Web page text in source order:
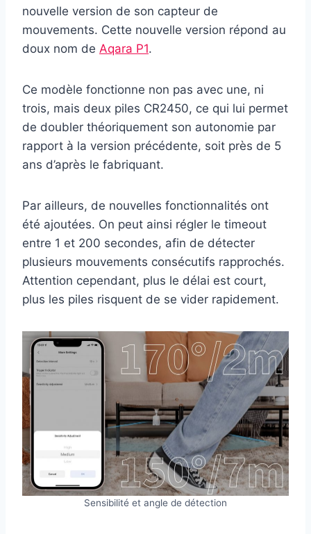
nouvelle version de son capteur de
mouvements. Cette nouvelle version répond au
doux nom de Aqara P1.
Ce modèle fonctionne non pas avec une, ni
trois, mais deux piles CR2450, ce qui lui permet
de doubler théoriquement son autonomie par
rapport à la version précédente, soit près de 5
ans d’après le fabriquant.
Par ailleurs, de nouvelles fonctionnalités ont
été ajoutées. On peut ainsi régler le timeout
entre 1 et 200 secondes, afin de détecter
plusieurs mouvements consécutifs rapprochés.
Attention cependant, plus le délai est court,
plus les piles risquent de se vider rapidement.
Sensibilité et angle de détection